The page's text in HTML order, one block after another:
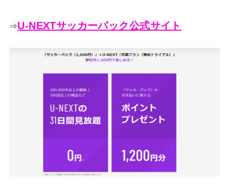
⇒U-NEXTサッカーパック公式サイト